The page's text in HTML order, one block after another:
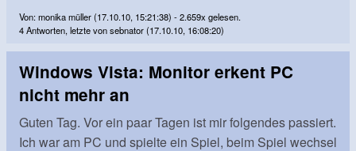
Von: monika müller (17.10.10, 15:21:38) - 2.659x gelesen.
4 Antworten, letzte von sebnator (17.10.10, 16:08:20)
Windows Vista: Monitor erkent PC
nicht mehr an
Guten Tag. Vor ein paar Tagen ist mir folgendes passiert.
Ich war am PC und spielte ein Spiel, beim Spiel wechsel